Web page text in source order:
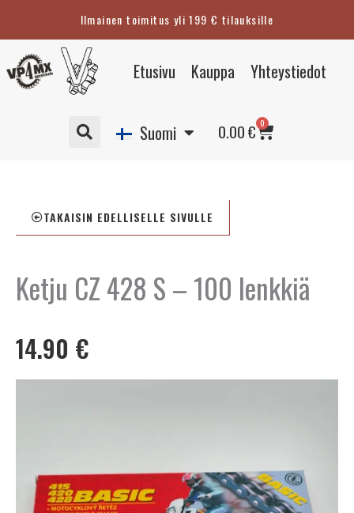
Ilmainen toimitus yli 199 € tilauksille
Etusivu Kauppa Yhteystiedot
Suomi
English
Deutsch
0.00€ 0
Cart
TAKAISIN EDELLISELLE SIVULLE
Ketju CZ 428 S – 100 lenkkiä
14.90 €